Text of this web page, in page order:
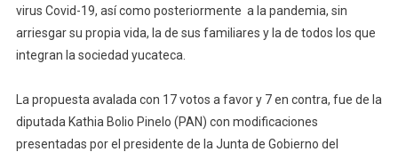
virus Covid-19, así como posteriormente a la pandemia, sin
arriesgar su propia vida, la de sus familiares y la de todos los que
integran la sociedad yucateca.
La propuesta avalada con 17 votos a favor y 7 en contra, fue de la
diputada Kathia Bolio Pinelo (PAN) con modificaciones
presentadas por el presidente de la Junta de Gobierno del